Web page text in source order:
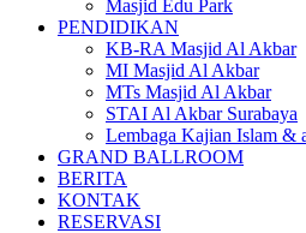
Masjid Edu Park
PENDIDIKAN
KB-RA Masjid Al Akbar
MI Masjid Al Akbar
MTs Masjid Al Akbar
STAI Al Akbar Surabaya
Lembaga Kajian Islam &
GRAND BALLROOM
BERITA
KONTAK
RESERVASI